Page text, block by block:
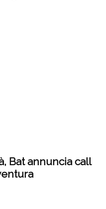
Bat annuncia call